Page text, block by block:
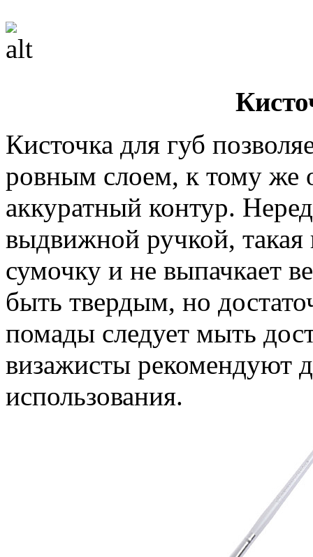
Кисточка для губ
ровным слоем, к тому же
аккуратный контур.
выдвижной ручкой,
сумочку и не выпачкает
быть твердым, но
помады следует мыть
визажисты рекомендуют
использования.